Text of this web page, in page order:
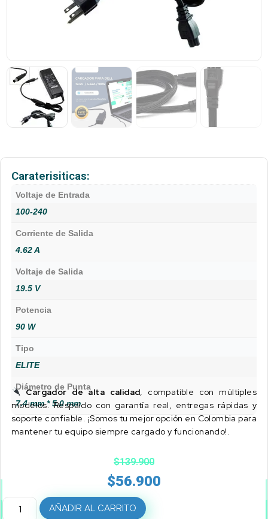
Caraterisiticas:
Voltaje de Entrada
100-240
Corriente de Salida
4.62 A
Voltaje de Salida
19.5 V
Potencia
90 W
Tipo
ELITE
Diámetro de Punta
7.4 mm * 5.0 mm
Cargador de alta calidad, compatible con múltiples
modelos. Respaldo con garantía real, entregas rápidas y
soporte confiable. ¡Somos tu mejor opción en Colombia para
mantener tu equipo siempre cargado y funcionando!.
$139.900
$56.900
AÑADIR AL CARRITO